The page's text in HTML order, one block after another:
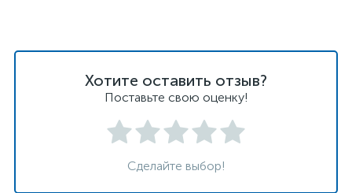
Хотите оставить отзыв?
Поставьте свою оценку!
Сделайте выбор!